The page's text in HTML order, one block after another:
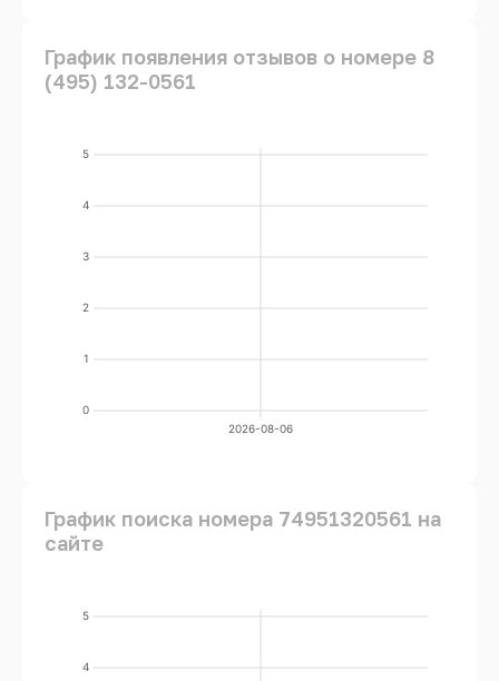
График появления отзывов о номере 8
(495) 132-0561
0
1
2
3
4
5
2026-08-06
График поиска номера 74951320561 на
сайте
4
5